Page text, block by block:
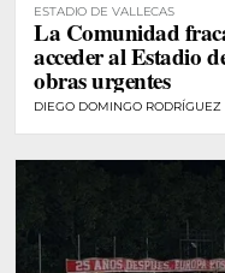
ESTADIO DE VALLECAS
La Comunidad
acceder al Estadio
obras urgentes
DIEGO DOMINGO RODRÍGUEZ